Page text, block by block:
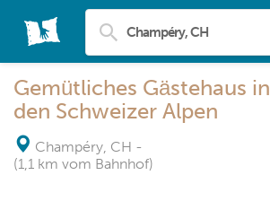
Gemütliches Gästehaus in
den Schweizer Alpen
Champéry, CH -
(1,1 km vom Bahnhof)